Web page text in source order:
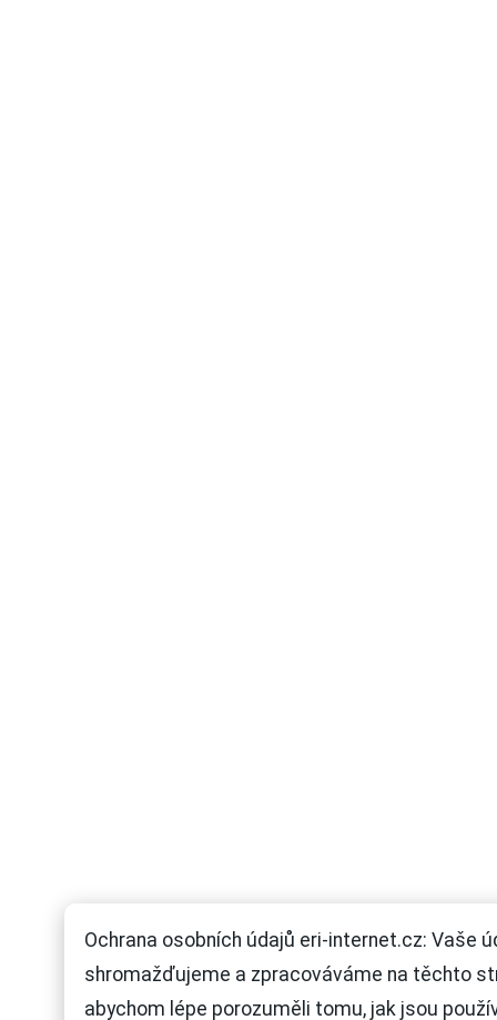
Ochrana osobních údajů eri-internet.cz: Vaše
shromažďujeme a zpracováváme na těchto
abychom lépe porozuměli tomu, jak jsou